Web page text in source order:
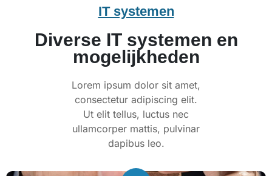
IT systemen
Diverse IT systemen en
mogelijkheden
Lorem ipsum dolor sit amet,
consectetur adipiscing elit.
Ut elit tellus, luctus nec
ullamcorper mattis, pulvinar
dapibus leo.